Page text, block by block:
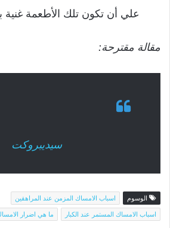
علي أن تكون تلك الأطعمة غنية
مقالة مقترحة:
سيديبروكت
الوسوم
اسباب الامساك المزمن عند المراهقين
اسباب الامساك المستمر عند الكبار
ما هي اضرار